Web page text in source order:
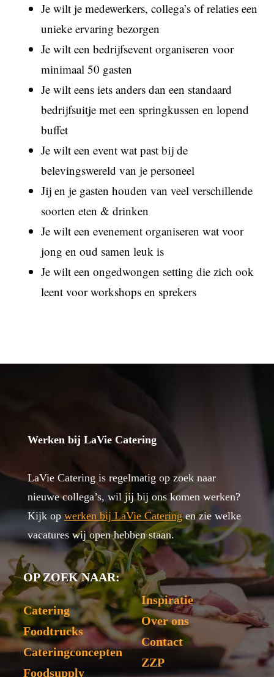
Je wilt je medewerkers, collega’s of relaties een
unieke ervaring bezorgen
Je wilt een bedrijfsevent organiseren voor
minimaal 50 gasten
Je wilt eens iets anders dan een standaard
bedrijfsuitje met een springkussen en lopend
buffet
Je wilt een event wat past bij de
belevingswereld van je personeel
Jij en je gasten houden van veel verschillende
soorten eten & drinken
Je wilt een evenement organiseren wat voor
jong en oud samen leuk is
Je wilt een ongedwongen setting die zich ook
leent voor workshops en sprekers
Werken bij LaVie Catering
LaVie Catering is regelmatig op zoek naar
nieuwe collega’s, wil jij bij ons komen werken?
Kijk op werken bij LaVie Cateringen zie welke
vacatures wij open hebben staan.
OP ZOEK NAAR:
Catering
Foodtrucks
Cateringconcepten
Foodsupply
Inspiratie
Over ons
Contact
ZZP